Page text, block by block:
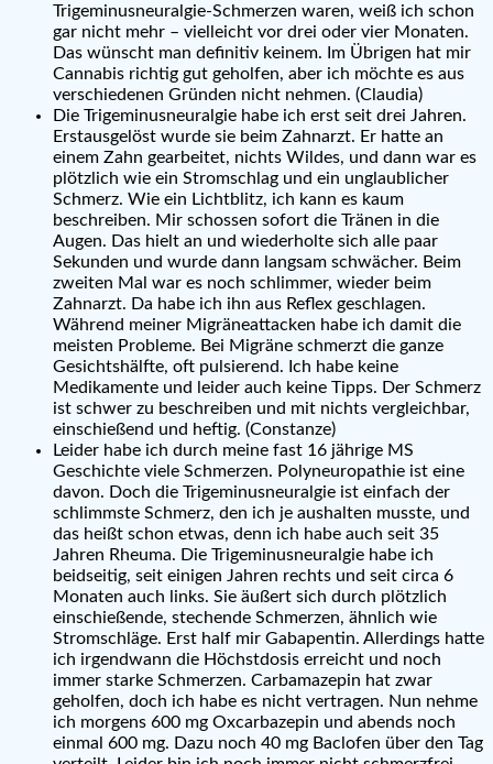
Trigeminusneuralgie-Schmerzen waren, weiß ich schon
gar nicht mehr – vielleicht vor drei oder vier Monaten.
Das wünscht man definitiv keinem. Im Übrigen hat mir
Cannabis richtig gut geholfen, aber ich möchte es aus
verschiedenen Gründen nicht nehmen. (Claudia)
Die Trigeminusneuralgie habe ich erst seit drei Jahren.
Erstausgelöst wurde sie beim Zahnarzt. Er hatte an
einem Zahn gearbeitet, nichts Wildes, und dann war es
plötzlich wie ein Stromschlag und ein unglaublicher
Schmerz. Wie ein Lichtblitz, ich kann es kaum
beschreiben. Mir schossen sofort die Tränen in die
Augen. Das hielt an und wiederholte sich alle paar
Sekunden und wurde dann langsam schwächer. Beim
zweiten Mal war es noch schlimmer, wieder beim
Zahnarzt. Da habe ich ihn aus Reflex geschlagen.
Während meiner Migräneattacken habe ich damit die
meisten Probleme. Bei Migräne schmerzt die ganze
Gesichtshälfte, oft pulsierend. Ich habe keine
Medikamente und leider auch keine Tipps. Der Schmerz
ist schwer zu beschreiben und mit nichts vergleichbar,
einschießend und heftig. (Constanze)
Leider habe ich durch meine fast 16 jährige MS
Geschichte viele Schmerzen. Polyneuropathie ist eine
davon. Doch die Trigeminusneuralgie ist einfach der
schlimmste Schmerz, den ich je aushalten musste, und
das heißt schon etwas, denn ich habe auch seit 35
Jahren Rheuma. Die Trigeminusneuralgie habe ich
beidseitig, seit einigen Jahren rechts und seit circa 6
Monaten auch links. Sie äußert sich durch plötzlich
einschießende, stechende Schmerzen, ähnlich wie
Stromschläge. Erst half mir Gabapentin. Allerdings hatte
ich irgendwann die Höchstdosis erreicht und noch
immer starke Schmerzen. Carbamazepin hat zwar
geholfen, doch ich habe es nicht vertragen. Nun nehme
ich morgens 600 mg Oxcarbazepin und abends noch
einmal 600 mg. Dazu noch 40 mg Baclofen über den Tag